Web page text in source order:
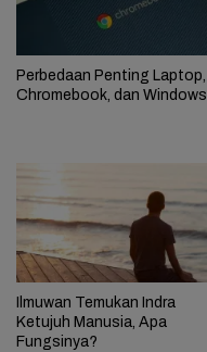
Perbedaan Penting Laptop,
Chromebook, dan Windows
Ilmuwan Temukan Indra
Ketujuh Manusia, Apa
Fungsinya?